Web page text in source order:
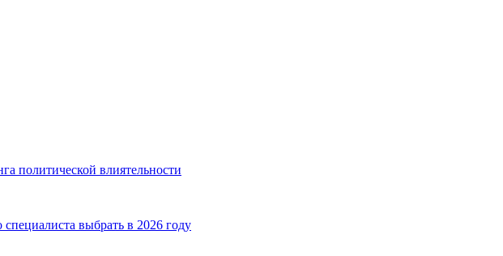
политической влиятельности
специалиста выбрать в 2026 году